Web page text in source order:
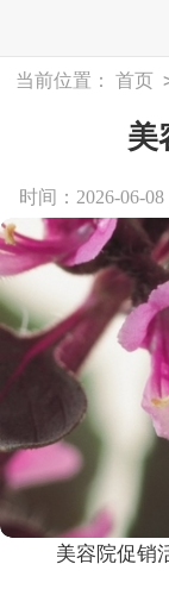
当前位置： 首页
美
时间：2026-06-08
美容院促销